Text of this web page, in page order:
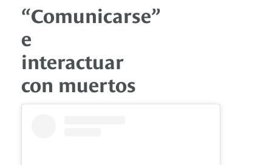
“Comunicarse”
e
interactuar
con muertos